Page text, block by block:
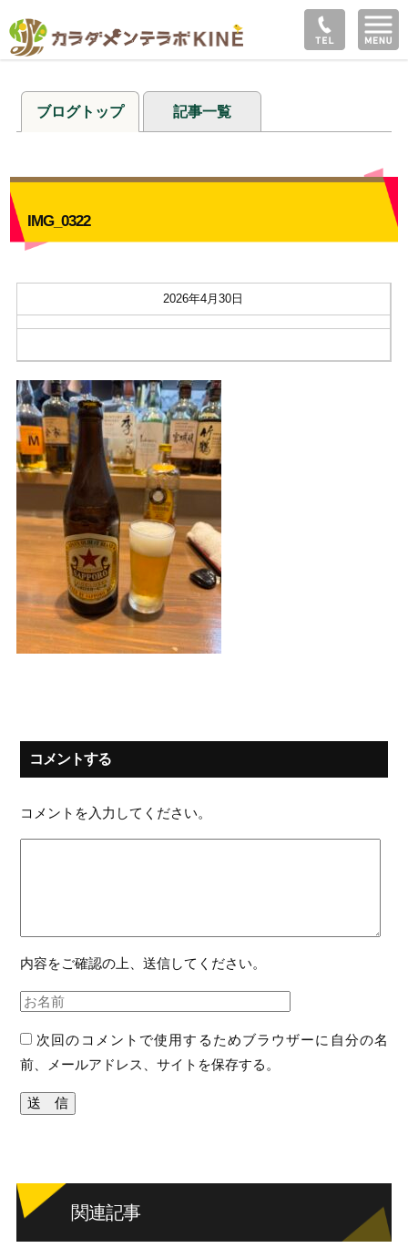
ブログトップ 記事一覧
IMG_0322
2026年4月30日
コメントする
コメントを入力してください。
内容をご確認の上、送信してください。
次回のコメントで使用するためブラウザーに自分の名
前、メールアドレス、サイトを保存する。
関連記事